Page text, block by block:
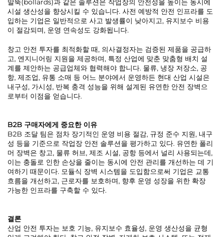
시설 생산성을 향상시킬 수 있습니다. 사전 예방적 안전 인프라를 도
입하는 기업은 일반적으로 사고 발생률이 낮아지고, 유지보수 비용
이 절감되며, 운영 연속성도 강화됩니다.
창고 안전 투자를 최적화할 때, 의사결정자는 검증된 제품을 공급하
고, 엔지니어링 지원을 제공하며, 특정 산업에 맞춘 맞춤형 배치 설
계를 제안하는 공급업체와 협력해야 합니다. 물류, 냉장 저장소, 공
항, 제조업, 유통 소매 등 어느 분야에서 운영하든 현대 산업 시설은
내구성, 가시성, 반복 충격 성능을 위해 설계된 유연한 안전 장벽으
로부터 이점을 얻습니다.
B2B 구매자에게 중요한 이유
B2B 조달 팀은 점차 장기적인 운영 비용 절감, 규정 준수 지원, 내구
성 등을 기준으로 작업장 안전 솔루션을 평가하고 있다. 유연한 폴리
머 장벽은 창고, 물류 허브, 제조 시설, 공항 등에서 널리 사용되는데,
이는 충돌로 인한 손상을 줄이는 동시에 안전 관리를 개선하는 데 기
여하기 때문이다. 모듈식 장벽 시스템을 도입함으로써 기업은 교통
흐름을 개선하고, 근로자를 보호하며, 향후 운영 성장을 위한 확장
가능한 인프라를 구축할 수 있다.
결론
산업 안전 투자는 보호 기능, 유지보수 효율성, 운영 생산성을 균형